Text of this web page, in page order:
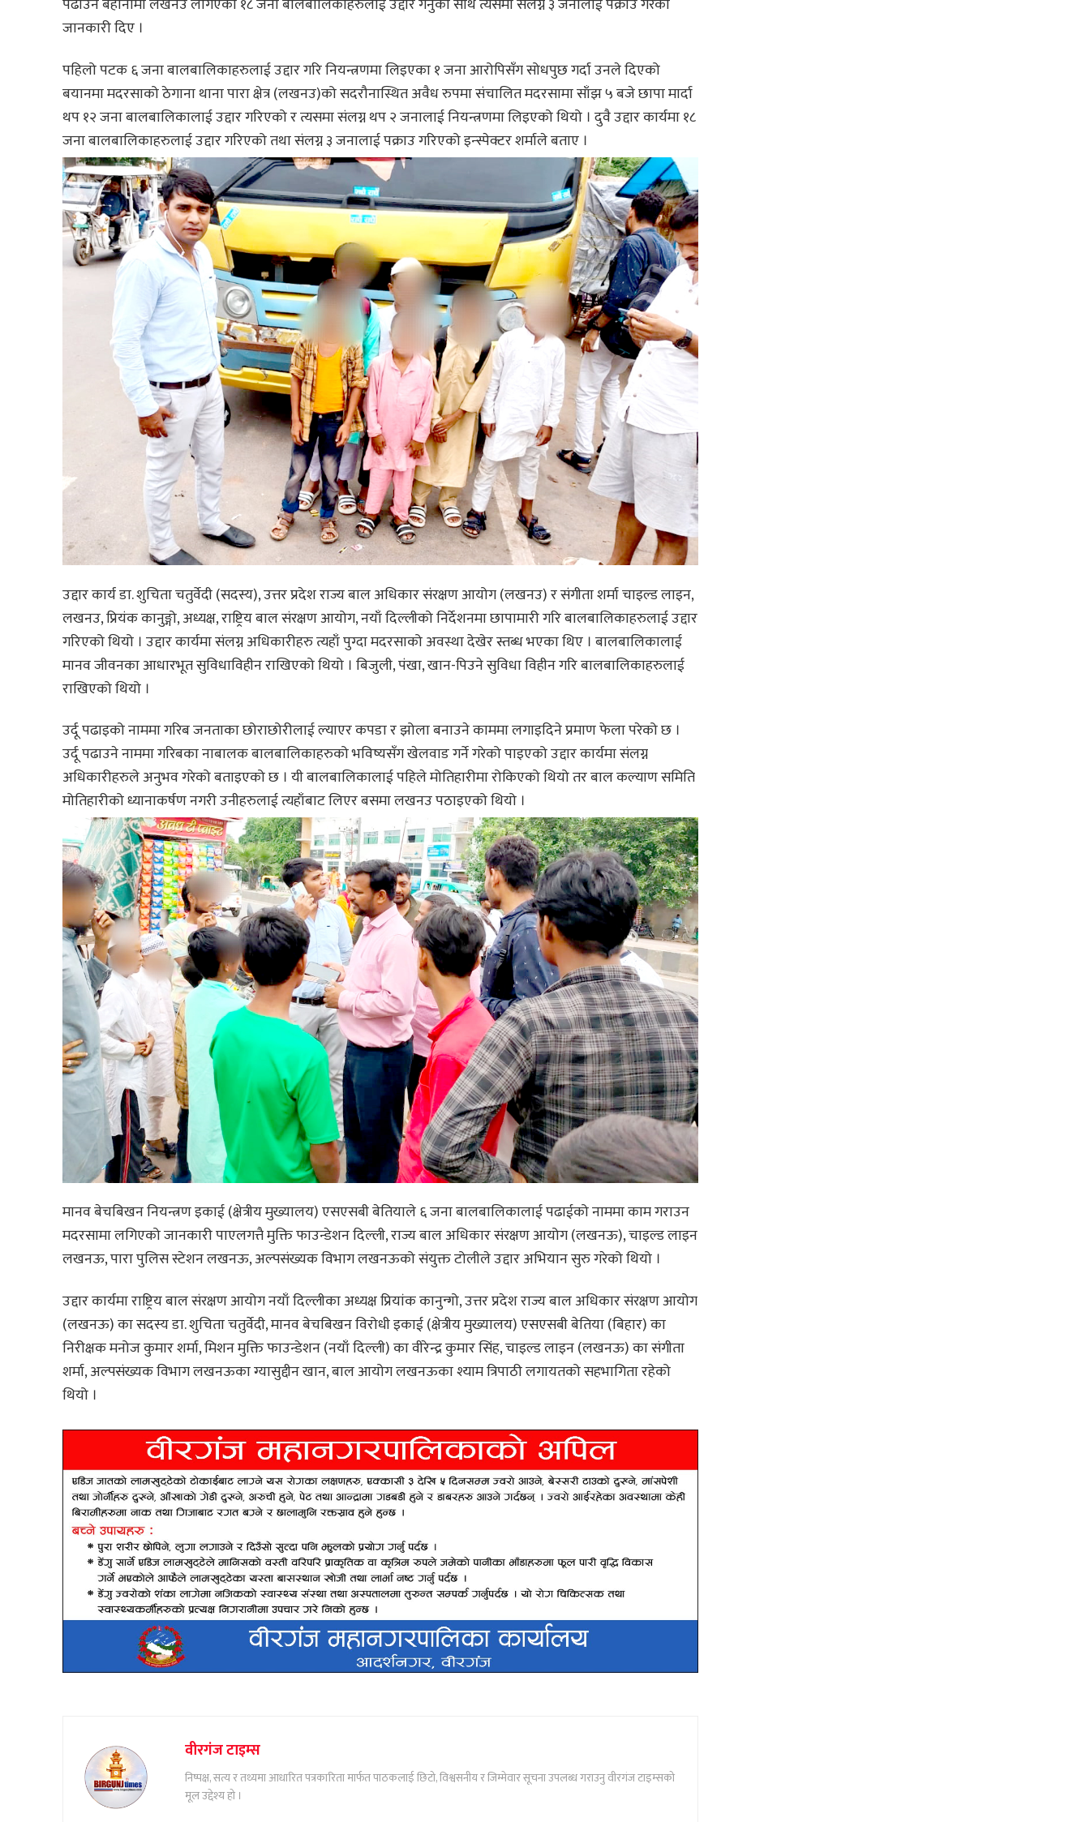
पढाउने बहानामा लखनउ लगिएका १८ जना बालबालिकाहरुलाई उद्दार गर्नुको साथै त्यसमा संलग्न ३ जनालाई पक्राउ गरेको
जानकारी दिए ।
पहिलो पटक ६ जना बालबालिकाहरुलाई उद्दार गरि नियन्त्रणमा लिइएका १ जना आरोपिसँग सोधपुछ गर्दा उनले दिएको
बयानमा मदरसाको ठेगाना थाना पारा क्षेत्र (लखनउ)को सदरौनास्थित अवैध रुपमा संचालित मदरसामा साँझ ५ बजे छापा मार्दा
थप १२ जना बालबालिकालाई उद्दार गरिएको र त्यसमा संलग्न थप २ जनालाई नियन्त्रणमा लिइएको थियो । दुवै उद्दार कार्यमा १८
जना बालबालिकाहरुलाई उद्दार गरिएको तथा संलग्न ३ जनालाई पक्राउ गरिएको इन्स्पेक्टर शर्माले बताए ।
उद्दार कार्य डा. शुचिता चतुर्वेदी (सदस्य), उत्तर प्रदेश राज्य बाल अधिकार संरक्षण आयोग (लखनउ) र संगीता शर्मा चाइल्ड लाइन,
लखनउ, प्रियंक कानुङ्गो, अध्यक्ष, राष्ट्रिय बाल संरक्षण आयोग, नयाँ दिल्लीको निर्देशनमा छापामारी गरि बालबालिकाहरुलाई उद्दार
गरिएको थियो । उद्दार कार्यमा संलग्न अधिकारीहरु त्यहाँ पुग्दा मदरसाको अवस्था देखेर स्तब्ध भएका थिए । बालबालिकालाई
मानव जीवनका आधारभूत सुविधाविहीन राखिएको थियो । बिजुली, पंखा, खान-पिउने सुविधा विहीन गरि बालबालिकाहरुलाई
राखिएको थियो ।
उर्दू पढाइको नाममा गरिब जनताका छोराछोरीलाई ल्याएर कपडा र झोला बनाउने काममा लगाइदिने प्रमाण फेला परेको छ ।
उर्दू पढाउने नाममा गरिबका नाबालक बालबालिकाहरुको भविष्यसँग खेलवाड गर्ने गरेको पाइएको उद्दार कार्यमा संलग्न
अधिकारीहरुले अनुभव गरेको बताइएको छ । यी बालबालिकालाई पहिले मोतिहारीमा रोकिएको थियो तर बाल कल्याण समिति
मोतिहारीको ध्यानाकर्षण नगरी उनीहरुलाई त्यहाँबाट लिएर बसमा लखनउ पठाइएको थियो ।
मानव बेचबिखन नियन्त्रण इकाई (क्षेत्रीय मुख्यालय) एसएसबी बेतियाले ६ जना बालबालिकालाई पढाईको नाममा काम गराउन
मदरसामा लगिएको जानकारी पाएलगत्तै मुक्ति फाउन्डेशन दिल्ली, राज्य बाल अधिकार संरक्षण आयोग (लखनऊ), चाइल्ड लाइन
लखनऊ, पारा पुलिस स्टेशन लखनऊ, अल्पसंख्यक विभाग लखनऊको संयुक्त टोलीले उद्दार अभियान सुरु गरेको थियो ।
उद्दार कार्यमा राष्ट्रिय बाल संरक्षण आयोग नयाँ दिल्लीका अध्यक्ष प्रियांक कानुन्गो, उत्तर प्रदेश राज्य बाल अधिकार संरक्षण आयोग
(लखनऊ) का सदस्य डा. शुचिता चतुर्वेदी, मानव बेचबिखन विरोधी इकाई (क्षेत्रीय मुख्यालय) एसएसबी बेतिया (बिहार) का
निरीक्षक मनोज कुमार शर्मा, मिशन मुक्ति फाउन्डेशन (नयाँ दिल्ली) का वीरेन्द्र कुमार सिंह, चाइल्ड लाइन (लखनऊ) का संगीता
शर्मा, अल्पसंख्यक विभाग लखनऊका ग्यासुद्दीन खान, बाल आयोग लखनऊका श्याम त्रिपाठी लगायतको सहभागिता रहेको
थियो ।
वीरगंज टाइम्स
निष्पक्ष, सत्य र तथ्यमा आधारित पत्रकारिता मार्फत पाठकलाई छिटो, विश्वसनीय र जिम्मेवार सूचना उपलब्ध गराउनु वीरगंज टाइम्सको
मूल उद्देश्य हो ।